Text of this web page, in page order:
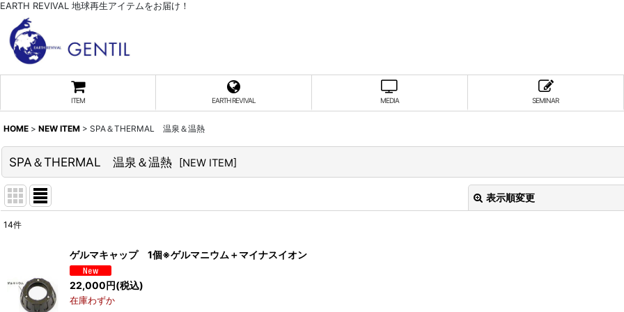
EARTH REVIVAL 地球再生アイテムをお届け！
ITEM EARTH REVIVAL MEDIA SEMINAR
HOME > NEW ITEM > SPA＆THERMAL 温泉＆温熱
SPA＆THERMAL 温泉＆温熱 [NEW ITEM]
表示順変更
並び順
14件
ゲルマキャップ 1個※ゲルマニウム＋マイナスイオン
22,000円(税込)
在庫わずか